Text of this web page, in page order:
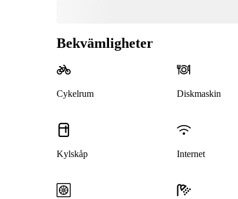
Bekvämligheter
Cykelrum Diskmaskin
Kylskåp Internet